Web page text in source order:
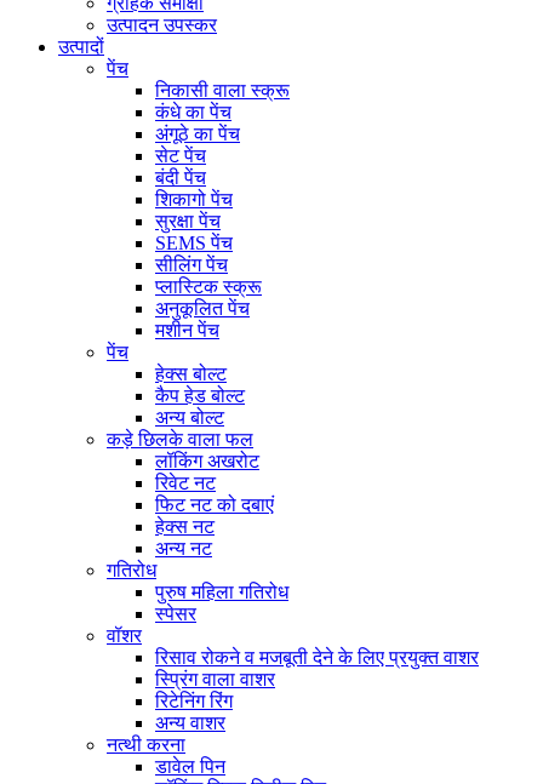
उत्पादन उपस्कर
उत्पादों
पेंच
निकासी वाला स्क्रू
कंधे का पेंच
अंगूठे का पेंच
सेट पेंच
बंदी पेंच
शिकागो पेंच
सुरक्षा पेंच
SEMS पेंच
सीलिंग पेंच
प्लास्टिक स्क्रू
अनुकूलित पेंच
मशीन पेंच
पेंच
हेक्स बोल्ट
कैप हेड बोल्ट
अन्य बोल्ट
कड़े छिलके वाला फल
लॉकिंग अखरोट
रिवेट नट
फिट नट को दबाएं
हेक्स नट
अन्य नट
गतिरोध
पुरुष महिला गतिरोध
स्पेसर
वॉशर
रिसाव रोकने व मजबूती देने के लिए प्रयुक्त वाशर
स्प्रिंग वाला वाशर
रिटेनिंग रिंग
अन्य वाशर
नत्थी करना
डावेल पिन